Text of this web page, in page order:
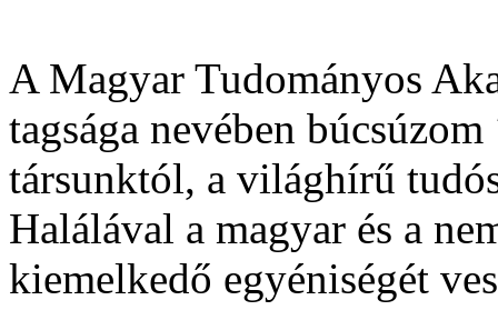
A Magyar Tudományos
tagsága nevében búcsúzom
társunktól, a világhírű
Halálával a magyar és a
kiemelkedő egyéniségét